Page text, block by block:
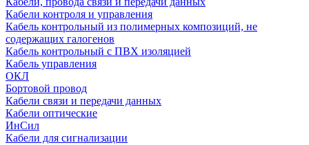
Кабели контроля и управления
Кабель контрольный из полимерных композиций, не
содержащих галогенов
Кабель контрольный с ПВХ изоляцией
Кабель управления
ОКЛ
Бортовой провод
Кабели связи и передачи данных
Кабели оптические
ИнСил
Кабели для сигнализации